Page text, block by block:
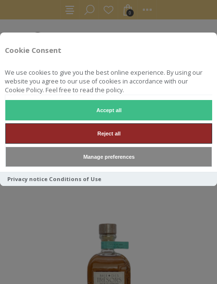
Cookie Consent
We use cookies to give you the best online experience. By using our
website you agree to our use of cookies in accordance with our
Cookie Policy. Feel free to read the policy.
Accept all
Reject all
Manage preferences
Privacy notice Conditions of Use
0
BAIE DES TRÉSORS